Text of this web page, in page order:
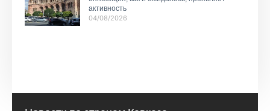
активность
04/08/2026